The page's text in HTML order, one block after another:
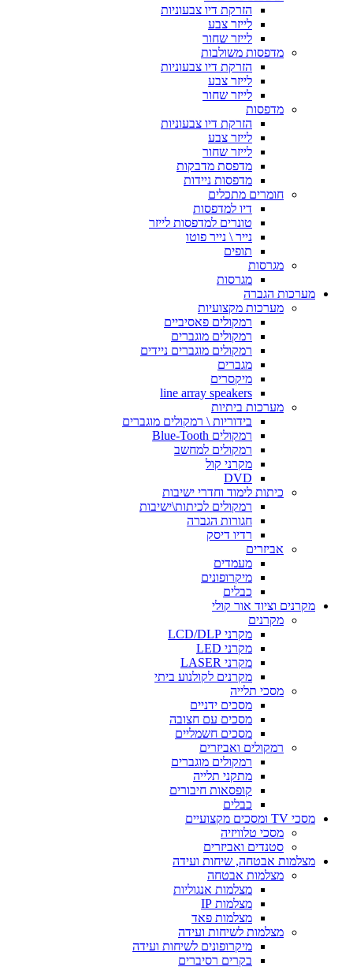
הזרקת דיו צבעוניות
לייזר צבע
לייזר שחור
מדפסות משולבות
הזרקת דיו צבעוניות
לייזר צבע
לייזר שחור
מדפסות
הזרקת דיו צבעוניות
לייזר צבע
לייזר שחור
מדפסת מדבקות
מדפסות ניידות
חומרים מתכלים
דיו למדפסות
טונרים למדפסות לייזר
נייר \ נייר פוטו
תופים
מגרסות
מגרסות
מערכות הגברה
מערכות מקצועיות
רמקולים פאסיביים
רמקולים מוגברים
רמקולים מוגברים ניידים
מגברים
מיקסרים
line array speakers
מערכות ביתיות
בידוריות \ רמקולים מוגברים
רמקולים Blue-Tooth
רמקולים למחשב
מקרני קול
DVD
כיתות לימוד וחדרי ישיבות
רמקולים לכיתות\ישיבות
חגורות הגברה
רדיו דיסק
אביזרים
מעמדים
מיקרופונים
כבלים
מקרנים וציוד אור קולי
מקרנים
מקרני LCD/DLP
מקרני LED
מקרני LASER
מקרנים לקולנוע ביתי
מסכי תלייה
מסכים ידניים
מסכים עם חצובה
מסכים חשמליים
רמקולים ואביזרים
רמקולים מוגברים
מתקני תלייה
קופסאות חיבורים
כבלים
מסכי TV ומסכים מקצועיים
מסכי טלוויזיה
סטנדים ואביזרים
מצלמות אבטחה, שיחות ועידה
מצלמות אבטחה
מצלמות אנגוליות
מצלמות IP
מצלמות פאד
מצלמות לשיחות ועידה
מיקרופונים לשיחות ועידה
בקרים רסיברים